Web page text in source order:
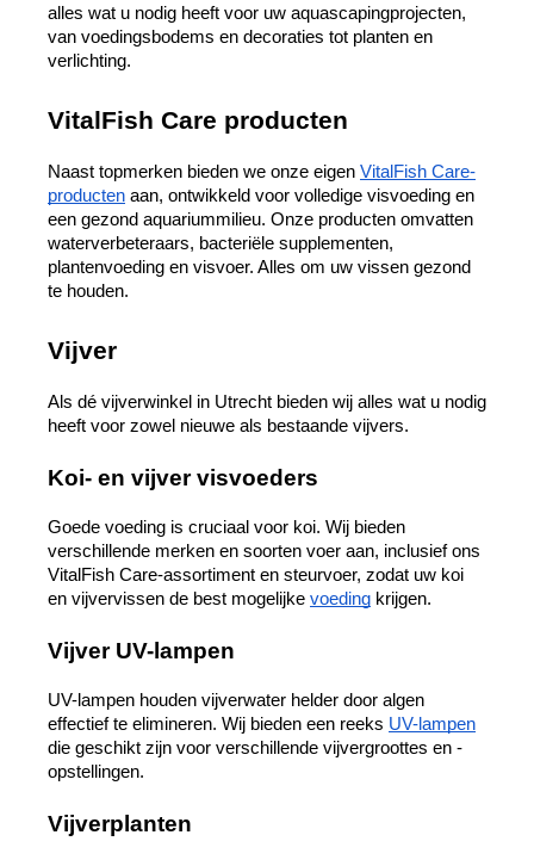
alles wat u nodig heeft voor uw aquascapingprojecten,
van voedingsbodems en decoraties tot planten en
verlichting.
VitalFish Care producten
Naast topmerken bieden we onze eigen VitalFish Care-
producten aan, ontwikkeld voor volledige visvoeding en
een gezond aquariummilieu. Onze producten omvatten
waterverbeteraars, bacteriële supplementen,
plantenvoeding en visvoer. Alles om uw vissen gezond
te houden.
Vijver
Als dé vijverwinkel in Utrecht bieden wij alles wat u nodig
heeft voor zowel nieuwe als bestaande vijvers.
Koi- en vijver visvoeders
Goede voeding is cruciaal voor koi. Wij bieden
verschillende merken en soorten voer aan, inclusief ons
VitalFish Care-assortiment en steurvoer, zodat uw koi
en vijvervissen de best mogelijke voeding krijgen.
Vijver UV-lampen
UV-lampen houden vijverwater helder door algen
effectief te elimineren. Wij bieden een reeks UV-lampen
die geschikt zijn voor verschillende vijvergroottes en -
opstellingen.
Vijverplanten